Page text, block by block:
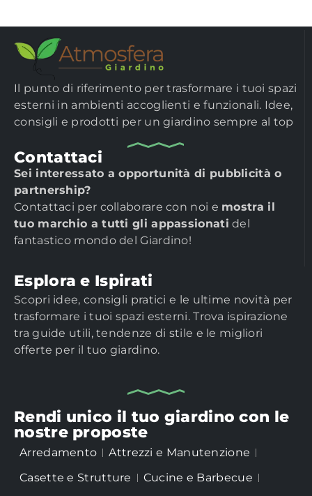
Il punto di riferimento per trasformare i tuoi spazi
esterni in ambienti accoglienti e funzionali. Idee,
consigli e prodotti per un giardino sempre al top
Contattaci
Sei interessato a opportunità di pubblicità o
partnership?
Contattaci per collaborare con noi e mostra il
tuo marchio a tutti gli appassionati del
fantastico mondo del Giardino!
Esplora e Ispirati
Scopri idee, consigli pratici e le ultime novità per
trasformare i tuoi spazi esterni. Trova ispirazione
tra guide utili, tendenze di stile e le migliori
offerte per il tuo giardino.
Rendi unico il tuo giardino con le
nostre proposte
Arredamento
Attrezzi e Manutenzione
Casette e Strutture
Cucine e Barbecue